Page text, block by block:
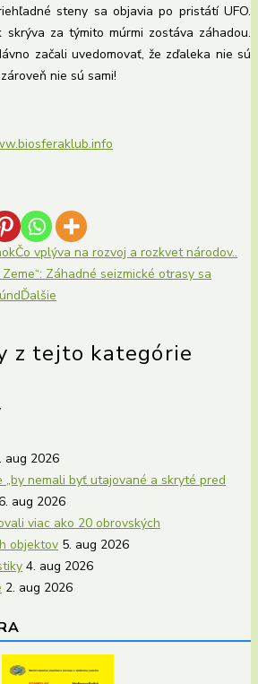
steny sa objavia po pristátí UFO.
skrýva za týmito múrmi zostáva záhadou.
začali uvedomovať, že zďaleka nie sú
nie sú sami!
Čo vplýva na rozvoj a rozkvet národov..
Zeme“: Záhadné seizmické otrasy sa
Ďalšie
z tejto kategórie
aug 2026
„by nemali byť utajované a skryté pred
aug 2026
viac ako 20 obrovských
objektov 5. aug 2026
4. aug 2026
2. aug 2026